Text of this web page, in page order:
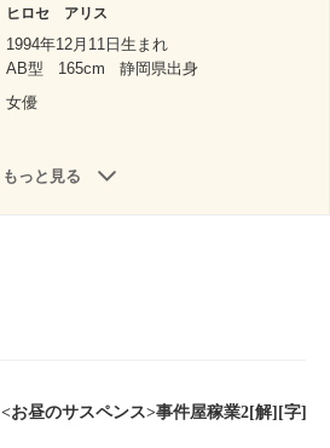
ヒロセ アリス
1994年12月11日生まれ
AB型
165cm
静岡県出身
女優
もっと見る
<お昼のサスペンス>事件屋稼業2[解][字]